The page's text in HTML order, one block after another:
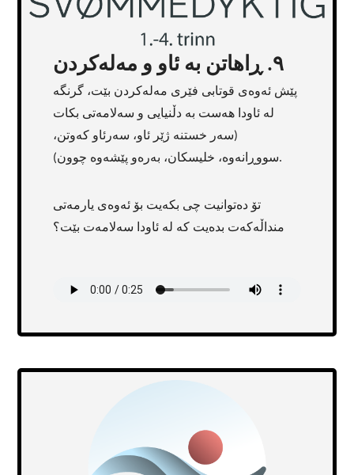
٩. ڕاهاتن بە ئاو و مەلەکردن
پێش ئەوەی قوتابی فێری مەلەکردن بێت، گرنگە
لە ئاودا هەست بە دڵنیایی و سەلامەتی بکات
(سەر خستنە ژێر ئاو، سەرئاو کەوتن،
سووڕانەوە، خلیسکان، بەرەو پێشەوە چوون).
تۆ دەتوانیت چی بکەیت بۆ ئەوەی یارمەتی
منداڵەکەت بدەیت کە لە ئاودا سەلامەت بێت؟